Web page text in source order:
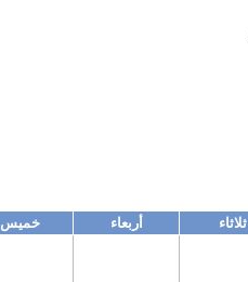
ثلاثاء أربعاء خميس